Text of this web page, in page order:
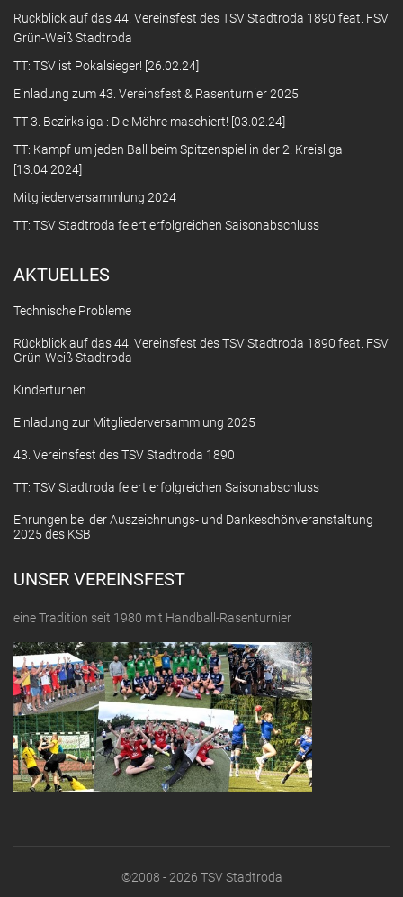
Rückblick auf das 44. Vereinsfest des TSV Stadtroda 1890 feat. FSV
Grün-Weiß Stadtroda
TT: TSV ist Pokalsieger! [26.02.24]
Einladung zum 43. Vereinsfest & Rasenturnier 2025
TT 3. Bezirksliga : Die Möhre maschiert! [03.02.24]
TT: Kampf um jeden Ball beim Spitzenspiel in der 2. Kreisliga
[13.04.2024]
Mitgliederversammlung 2024
TT: TSV Stadtroda feiert erfolgreichen Saisonabschluss
AKTUELLES
Technische Probleme
Rückblick auf das 44. Vereinsfest des TSV Stadtroda 1890 feat. FSV
Grün-Weiß Stadtroda
Kinderturnen
Einladung zur Mitgliederversammlung 2025
43. Vereinsfest des TSV Stadtroda 1890
TT: TSV Stadtroda feiert erfolgreichen Saisonabschluss
Ehrungen bei der Auszeichnungs- und Dankeschönveranstaltung
2025 des KSB
UNSER VEREINSFEST
eine Tradition seit 1980 mit Handball-Rasenturnier
©2008 - 2026 TSV Stadtroda